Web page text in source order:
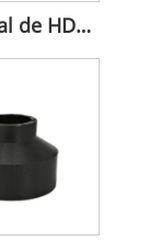
Cruz igual de HDPE resistente a la compresión industrial